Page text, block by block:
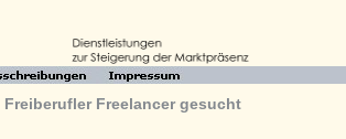
Freelancer gesucht